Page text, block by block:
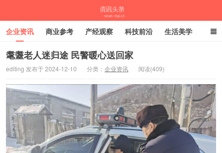
企业资讯 商业参考 产经观察 科技前沿 生活美学
时尚潮流 母婴亲子 专栏
耄耋老人迷归途 民警暖心送回家
editing 发布于 2024-12-10 分类： 企业资讯 阅读(409)